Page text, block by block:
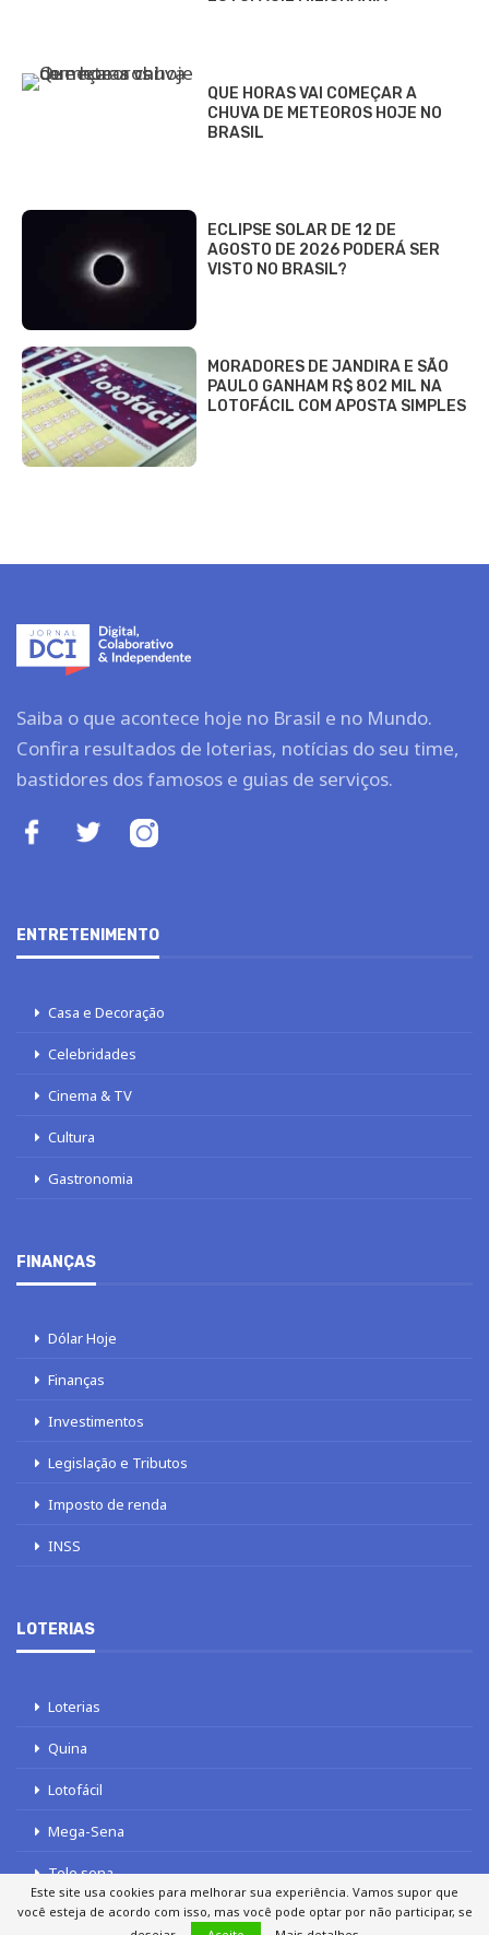
QUE HORAS VAI COMEÇAR A
CHUVA DE METEOROS HOJE NO
BRASIL
ECLIPSE SOLAR DE 12 DE
AGOSTO DE 2026 PODERÁ SER
VISTO NO BRASIL?
MORADORES DE JANDIRA E SÃO
PAULO GANHAM R$ 802 MIL NA
LOTOFÁCIL COM APOSTA SIMPLES
Saiba o que acontece hoje no Brasil e no Mundo.
Confira resultados de loterias, notícias do seu time,
bastidores dos famosos e guias de serviços.
ENTRETENIMENTO
Casa e Decoração
Celebridades
Cinema & TV
Cultura
Gastronomia
FINANÇAS
Dólar Hoje
Finanças
Investimentos
Legislação e Tributos
Imposto de renda
INSS
LOTERIAS
Loterias
Quina
Lotofácil
Mega-Sena
Tele sena
Este site usa cookies para melhorar sua experiência. Vamos supor que
você esteja de acordo com isso, mas você pode optar por não participar, se